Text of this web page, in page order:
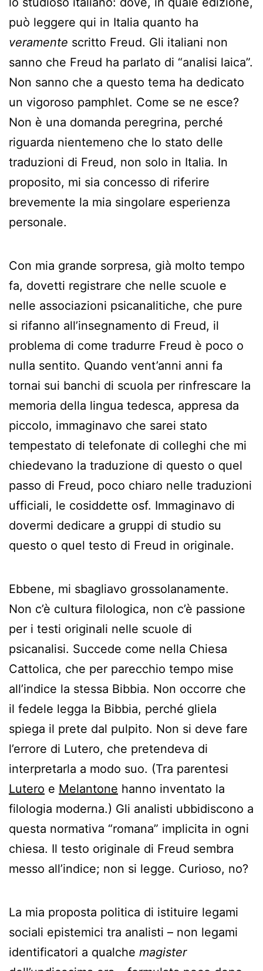
può leggere qui in Italia quanto ha
veramente scritto Freud. Gli italiani non
sanno che Freud ha parlato di “analisi laica”.
Non sanno che a questo tema ha dedicato
un vigoroso pamphlet. Come se ne esce?
Non è una domanda peregrina, perché
riguarda nientemeno che lo stato delle
traduzioni di Freud, non solo in Italia. In
proposito, mi sia concesso di riferire
brevemente la mia singolare esperienza
personale.
Con mia grande sorpresa, già molto tempo
fa, dovetti registrare che nelle scuole e
nelle associazioni psicanalitiche, che pure
si rifanno all’insegnamento di Freud, il
problema di come tradurre Freud è poco o
nulla sentito. Quando vent’anni anni fa
tornai sui banchi di scuola per rinfrescare la
memoria della lingua tedesca, appresa da
piccolo, immaginavo che sarei stato
tempestato di telefonate di colleghi che mi
chiedevano la traduzione di questo o quel
passo di Freud, poco chiaro nelle traduzioni
ufficiali, le cosiddette osf. Immaginavo di
dovermi dedicare a gruppi di studio su
questo o quel testo di Freud in originale.
Ebbene, mi sbagliavo grossolanamente.
Non c’è cultura filologica, non c’è passione
per i testi originali nelle scuole di
psicanalisi. Succede come nella Chiesa
Cattolica, che per parecchio tempo mise
all’indice la stessa Bibbia. Non occorre che
il fedele legga la Bibbia, perché gliela
spiega il prete dal pulpito. Non si deve fare
l’errore di Lutero, che pretendeva di
interpretarla a modo suo. (Tra parentesi
Lutero e Melantone hanno inventato la
filologia moderna.) Gli analisti ubbidiscono a
questa normativa “romana” implicita in ogni
chiesa. Il testo originale di Freud sembra
messo all’indice; non si legge. Curioso, no?
La mia proposta politica di istituire legami
sociali epistemici tra analisti ­– non legami
identificatori a qualche magister